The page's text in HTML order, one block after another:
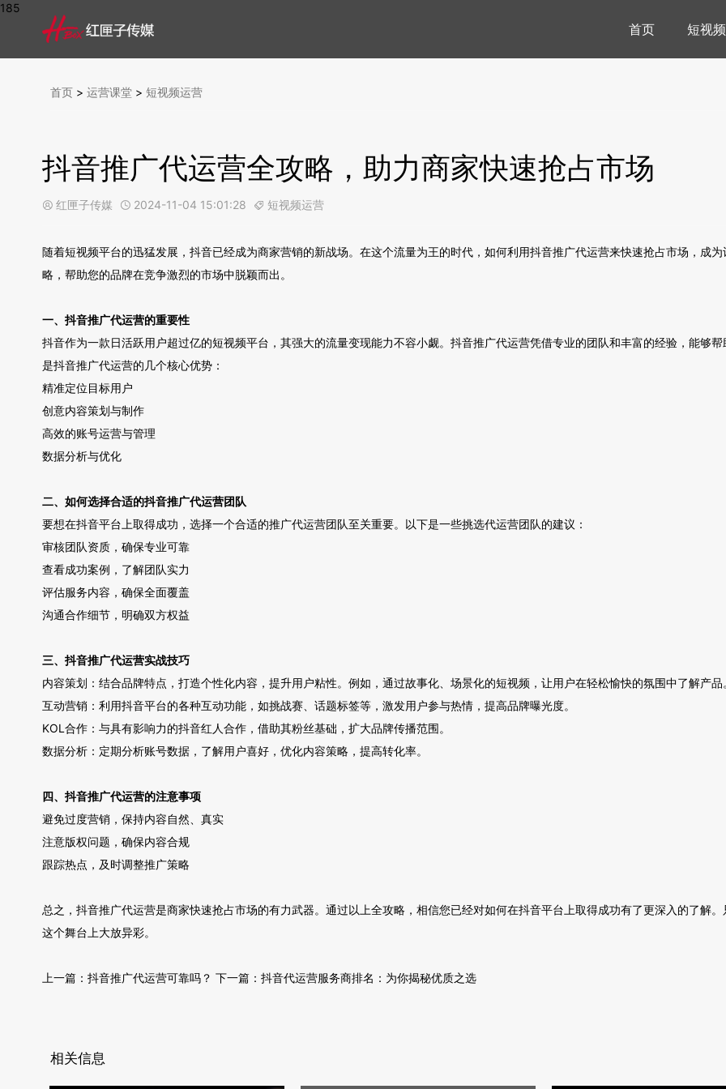
185
首页 短视
首页 > 运营课堂 > 短视频运营
抖音推广代运营全攻略，助力商家快速抢占市场
 红匣子传媒  2024-11-04 15:01:28  短视频运营
随着短视频平台的迅猛发展，抖音已经成为商家营销的新战场。在这个流量为王的时代，如何利用抖音推广代运营来快速抢占市场，成
略，帮助您的品牌在竞争激烈的市场中脱颖而出。
一、抖音推广代运营的重要性
抖音作为一款日活跃用户超过亿的短视频平台，其强大的流量变现能力不容小觑。抖音推广代运营凭借专业的团队和丰富的经验，能够
是抖音推广代运营的几个核心优势：
精准定位目标用户
创意内容策划与制作
高效的账号运营与管理
数据分析与优化
二、如何选择合适的抖音推广代运营团队
要想在抖音平台上取得成功，选择一个合适的推广代运营团队至关重要。以下是一些挑选代运营团队的建议：
审核团队资质，确保专业可靠
查看成功案例，了解团队实力
评估服务内容，确保全面覆盖
沟通合作细节，明确双方权益
三、抖音推广代运营实战技巧
内容策划：结合品牌特点，打造个性化内容，提升用户粘性。例如，通过故事化、场景化的短视频，让用户在轻松愉快的氛围中了解产品
互动营销：利用抖音平台的各种互动功能，如挑战赛、话题标签等，激发用户参与热情，提高品牌曝光度。
KOL合作：与具有影响力的抖音红人合作，借助其粉丝基础，扩大品牌传播范围。
数据分析：定期分析账号数据，了解用户喜好，优化内容策略，提高转化率。
四、抖音推广代运营的注意事项
避免过度营销，保持内容自然、真实
注意版权问题，确保内容合规
跟踪热点，及时调整推广策略
总之，抖音推广代运营是商家快速抢占市场的有力武器。通过以上全攻略，相信您已经对如何在抖音平台上取得成功有了更深入的了解
这个舞台上大放异彩。
上一篇： 抖音推广代运营可靠吗？ 下一篇： 抖音代运营服务商排名：为你揭秘优质之选
相关信息